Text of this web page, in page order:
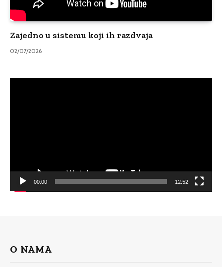
Zajedno u sistemu koji ih razdvaja
02/07/2026
00:00 12:52
O NAMA